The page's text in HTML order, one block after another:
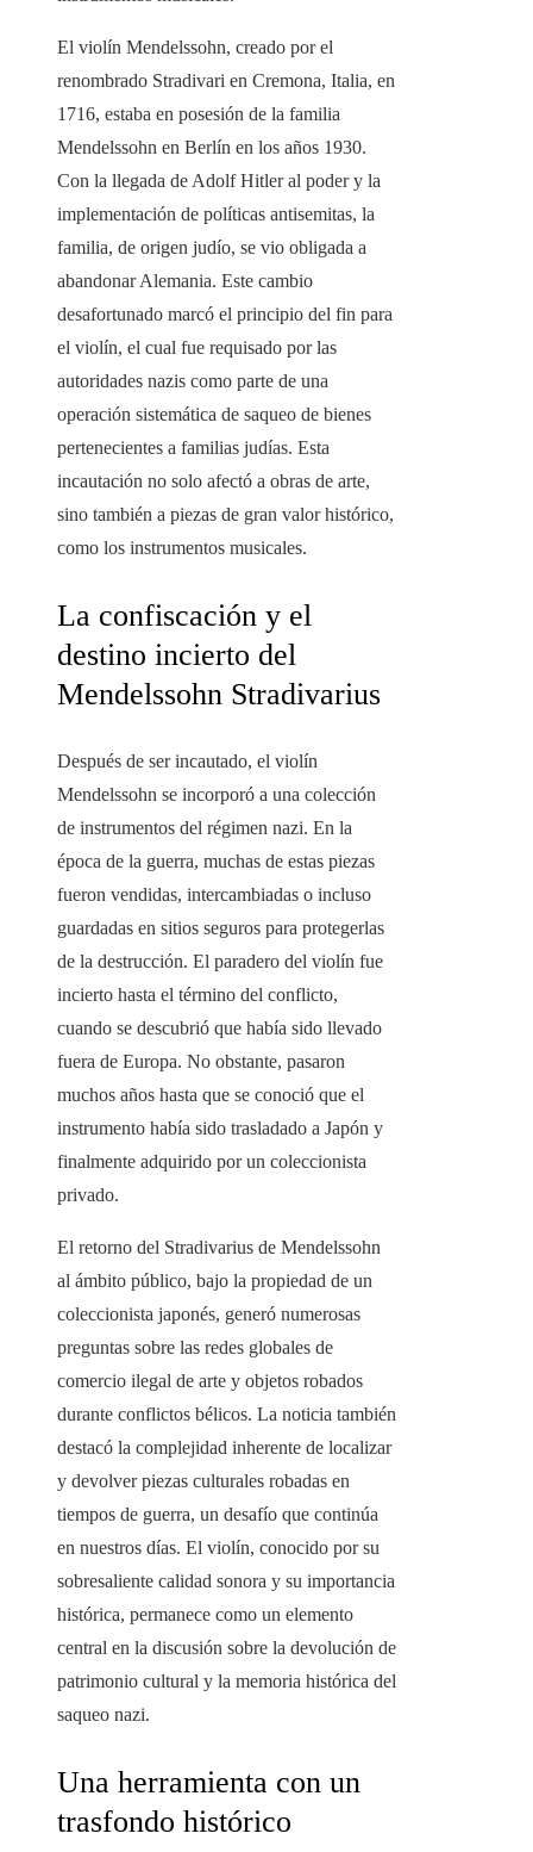
El violín Mendelssohn, creado por el
renombrado Stradivari en Cremona, Italia, en
1716, estaba en posesión de la familia
Mendelssohn en Berlín en los años 1930.
Con la llegada de Adolf Hitler al poder y la
implementación de políticas antisemitas, la
familia, de origen judío, se vio obligada a
abandonar Alemania. Este cambio
desafortunado marcó el principio del fin para
el violín, el cual fue requisado por las
autoridades nazis como parte de una
operación sistemática de saqueo de bienes
pertenecientes a familias judías. Esta
incautación no solo afectó a obras de arte,
sino también a piezas de gran valor histórico,
como los instrumentos musicales.
La confiscación y el
destino incierto del
Mendelssohn Stradivarius
Después de ser incautado, el violín
Mendelssohn se incorporó a una colección
de instrumentos del régimen nazi. En la
época de la guerra, muchas de estas piezas
fueron vendidas, intercambiadas o incluso
guardadas en sitios seguros para protegerlas
de la destrucción. El paradero del violín fue
incierto hasta el término del conflicto,
cuando se descubrió que había sido llevado
fuera de Europa. No obstante, pasaron
muchos años hasta que se conoció que el
instrumento había sido trasladado a Japón y
finalmente adquirido por un coleccionista
privado.
El retorno del Stradivarius de Mendelssohn
al ámbito público, bajo la propiedad de un
coleccionista japonés, generó numerosas
preguntas sobre las redes globales de
comercio ilegal de arte y objetos robados
durante conflictos bélicos. La noticia también
destacó la complejidad inherente de localizar
y devolver piezas culturales robadas en
tiempos de guerra, un desafío que continúa
en nuestros días. El violín, conocido por su
sobresaliente calidad sonora y su importancia
histórica, permanece como un elemento
central en la discusión sobre la devolución de
patrimonio cultural y la memoria histórica del
saqueo nazi.
Una herramienta con un
trasfondo histórico